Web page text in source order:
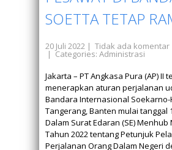
SOETTA TETAP
20 Juli 2022 | Tidak ada komentar
| Categories: Administrasi
Jakarta – PT Angkasa Pura (AP) II
menerapkan aturan perjalanan
Bandara Internasional Soekarno-
Tangerang, Banten mulai tanggal
Dalam Surat Edaran (SE) Menhub
Tahun 2022 tentang Petunjuk
Perjalanan Orang Dalam Negeri